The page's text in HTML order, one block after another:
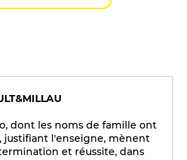
dont les noms de famille ont
justifiant l'enseigne, mènent
et réussite, dans